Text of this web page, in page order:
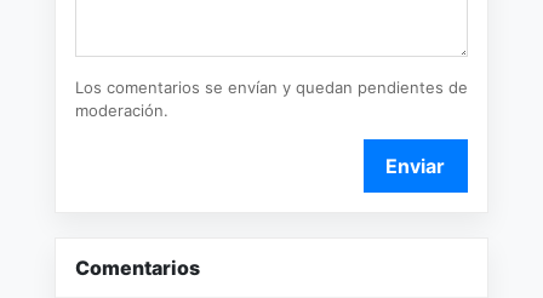
Los comentarios se envían y quedan pendientes de
moderación.
Enviar
Comentarios